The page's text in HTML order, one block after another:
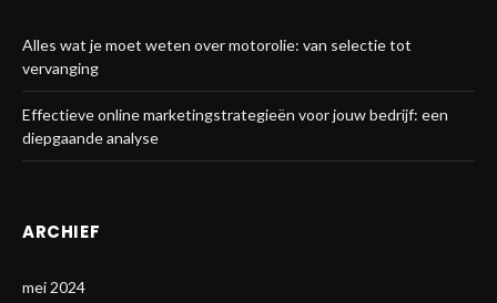
Alles wat je moet weten over motorolie: van selectie tot
vervanging
Effectieve online marketingstrategieën voor jouw bedrijf: een
diepgaande analyse
ARCHIEF
mei 2024